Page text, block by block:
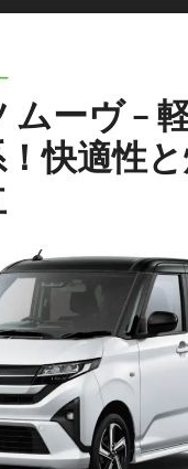
ムーヴ –
快適性